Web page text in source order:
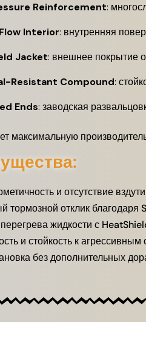
Reinforcement:
Interior: внутренняя
Jacket: внешнее покрытие
Resistant Compound:
Ends: заводская
максимальную
и отсутствие
тормозной отклик
жидкости с
и стойкость к агрессивным
без дополнительных